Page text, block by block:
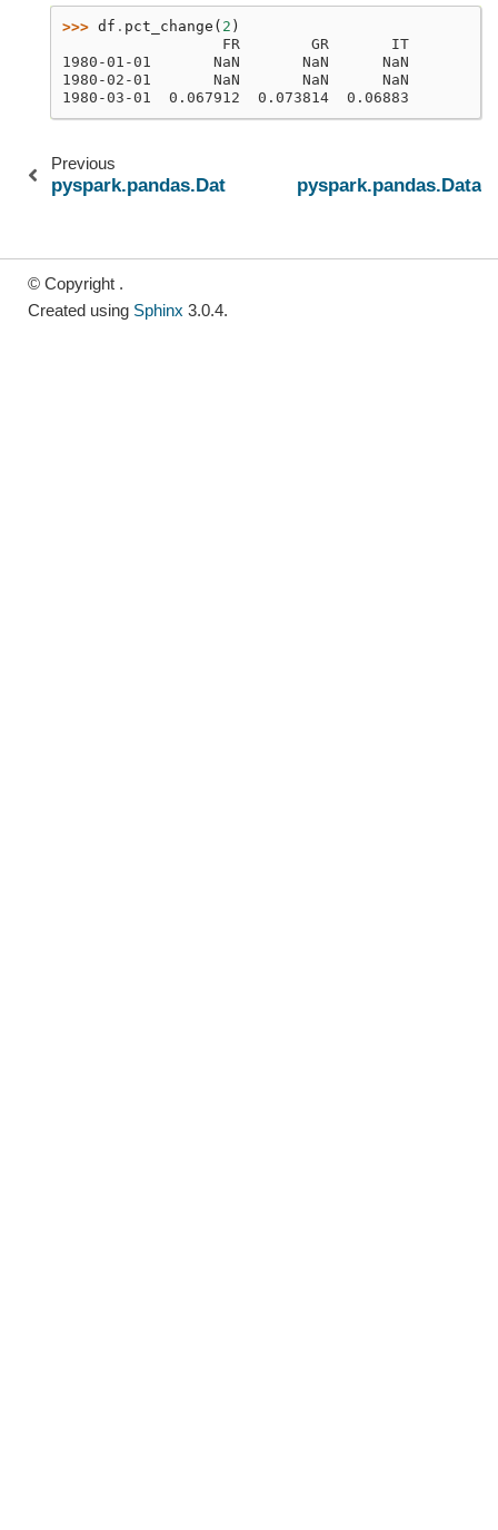
>>> df . pct_change ( 2 )
                  FR        GR       IT
1980-01-01       NaN       NaN      NaN
1980-02-01       NaN       NaN      NaN
1980-03-01  0.067912  0.073814  0.06883
Previous
pyspark.pandas.DataFrame.mode
© Copyright .
Created using Sphinx 3.0.4.